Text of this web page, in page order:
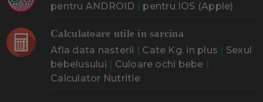
pentru ANDROID | pentru IOS (Apple)
Calculatoare utile in sarcina
Afla data nasterii | Cate Kg. in plus | Sexul
bebelusului | Culoare ochi bebe |
Calculator Nutritie